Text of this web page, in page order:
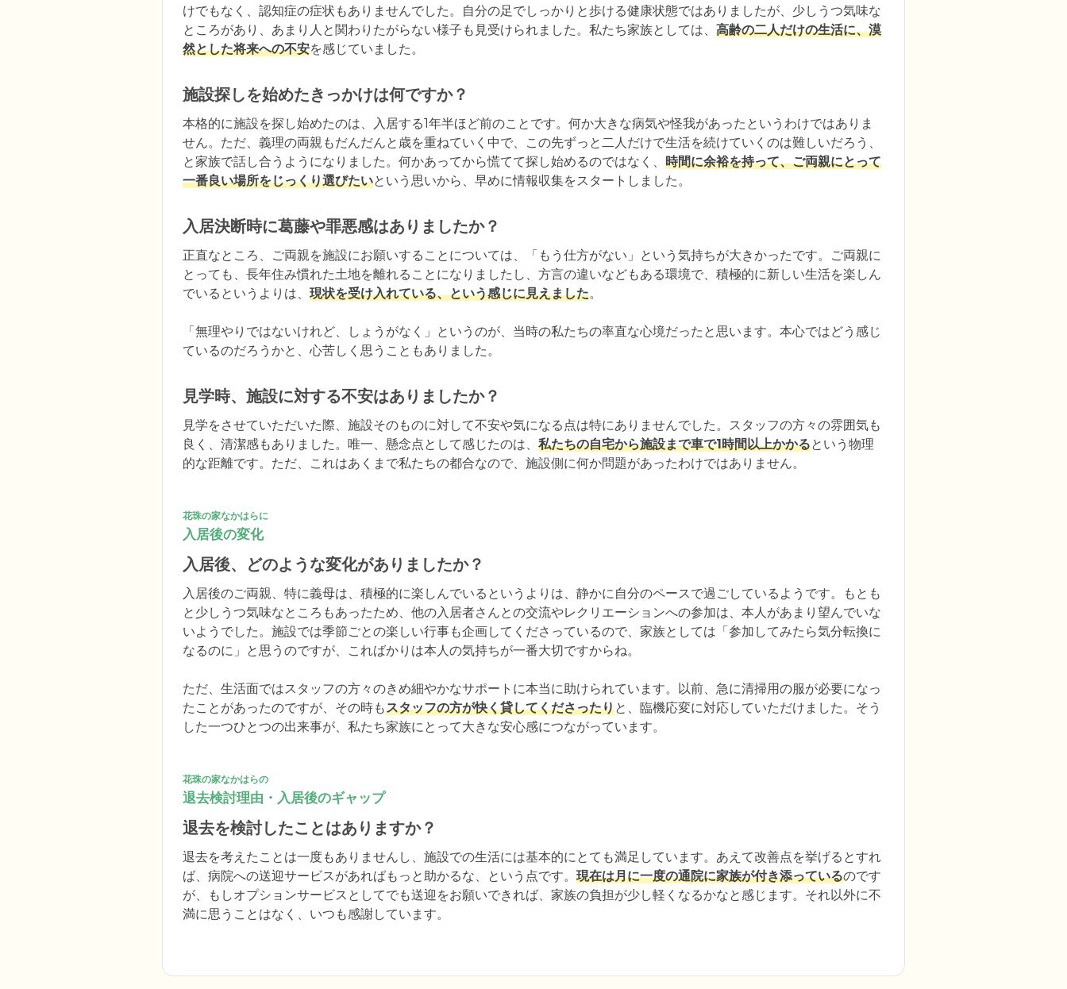
けでもなく、認知症の症状もありませんでした。自分の足でしっかりと歩ける健康状態ではありましたが、少しうつ気味な
ところがあり、あまり人と関わりたがらない様子も見受けられました。私たち家族としては、 高齢の二人だけの生活に、漠
然とした将来への不安を感じていました。
施設探しを始めたきっかけは何ですか？
本格的に施設を探し始めたのは、入居する1年半ほど前のことです。何か大きな病気や怪我があったというわけではありま
せん。ただ、義理の両親もだんだんと歳を重ねていく中で、この先ずっと二人だけで生活を続けていくのは難しいだろう、
と家族で話し合うようになりました。何かあってから慌てて探し始めるのではなく、 時間に余裕を持って、ご両親にとって
一番良い場所をじっくり選びたいという思いから、早めに情報収集をスタートしました。
入居決断時に葛藤や罪悪感はありましたか？
正直なところ、ご両親を施設にお願いすることについては、「もう仕方がない」という気持ちが大きかったです。ご両親に
とっても、長年住み慣れた土地を離れることになりましたし、方言の違いなどもある環境で、積極的に新しい生活を楽しん
でいるというよりは、 現状を受け入れている、という感じに見えました。
「無理やりではないけれど、しょうがなく」というのが、当時の私たちの率直な心境だったと思います。本心ではどう感じ
ているのだろうかと、心苦しく思うこともありました。
見学時、施設に対する不安はありましたか？
見学をさせていただいた際、施設そのものに対して不安や気になる点は特にありませんでした。スタッフの方々の雰囲気も
良く、清潔感もありました。唯一、懸念点として感じたのは、 私たちの自宅から施設まで車で1時間以上かかるという物理
的な距離です。ただ、これはあくまで私たちの都合なので、施設側に何か問題があったわけではありません。
花珠の家なかはらに
入居後の変化
入居後、どのような変化がありましたか？
入居後のご両親、特に義母は、積極的に楽しんでいるというよりは、静かに自分のペースで過ごしているようです。もとも
と少しうつ気味なところもあったため、他の入居者さんとの交流やレクリエーションへの参加は、本人があまり望んでいな
いようでした。施設では季節ごとの楽しい行事も企画してくださっているので、家族としては「参加してみたら気分転換に
なるのに」と思うのですが、こればかりは本人の気持ちが一番大切ですからね。
ただ、生活面ではスタッフの方々のきめ細やかなサポートに本当に助けられています。以前、急に清掃用の服が必要になっ
たことがあったのですが、その時もスタッフの方が快く貸してくださったりと、臨機応変に対応していただけました。そう
した一つひとつの出来事が、私たち家族にとって大きな安心感につながっています。
花珠の家なかはらの
退去検討理由・入居後のギャップ
退去を検討したことはありますか？
退去を考えたことは一度もありませんし、施設での生活には基本的にとても満足しています。あえて改善点を挙げるとすれ
ば、病院への送迎サービスがあればもっと助かるな、という点です。 現在は月に一度の通院に家族が付き添っているのです
が、もしオプションサービスとしてでも送迎をお願いできれば、家族の負担が少し軽くなるかなと感じます。それ以外に不
満に思うことはなく、いつも感謝しています。